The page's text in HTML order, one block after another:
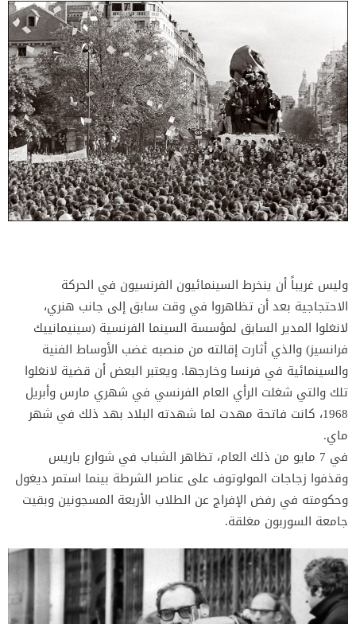
وليس غريباً أن ينخرط السينمائيون الفرنسيون في الحركة
الاحتجاجية بعد أن تظاهروا في وقت سابق إلى جانب هنري،
لانغلوا المدير السابق لمؤسسة السينما الفرنسية (سينيمانييك
فرانسيز) والذي أثارت إقالته من منصبه غضب الأوساط الفنية
والسينمائية في فرنسا وخارجها. ويعتبر البعض أن قضية لانغلوا
تلك والتي شغلت الرأي العام الفرنسي في شهري مارس وأبريل
1968، كانت فاتحة مهدت لما شهدته البلاد بهد ذلك في شهر
ماي.
في 7 مايو من ذلك العام، تظاهر الشباب في شوارع باريس
وقذفوا زجاجات المولوتوف على عناصر الشرطة بينما استمر ديغول
وحكومته في رفض الإفراج عن الطلاب الأربعة المسجونين وبقيت
جامعة السوربون مغلقة.